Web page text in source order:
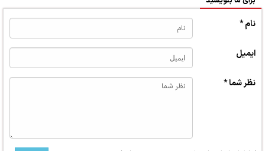
نام *
ایمیل
نظر شما *